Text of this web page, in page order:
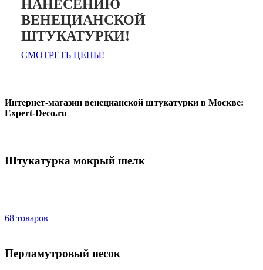
НАНЕСЕНИЮ
ВЕНЕЦИАНСКОЙ
ШТУКАТУРКИ!
СМОТРЕТЬ ЦЕНЫ!
Интернет-магазин венецианской штукатурки в Москве:
Expert-Deco.ru
Штукатурка мокрый шелк
68 товаров
Перламутровый песок